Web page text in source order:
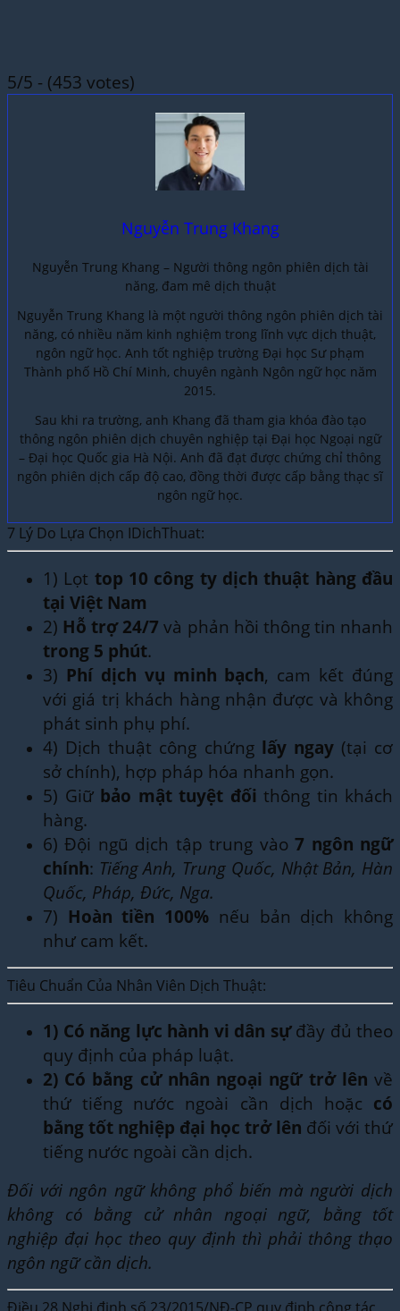
5/5 - (453 votes)
Nguyễn Trung Khang
Nguyễn Trung Khang – Người thông ngôn phiên dịch tài
năng, đam mê dịch thuật
Nguyễn Trung Khang là một người thông ngôn phiên dịch tài
năng, có nhiều năm kinh nghiệm trong lĩnh vực dịch thuật,
ngôn ngữ học. Anh tốt nghiệp trường Đại học Sư phạm
Thành phố Hồ Chí Minh, chuyên ngành Ngôn ngữ học năm
2015.
Sau khi ra trường, anh Khang đã tham gia khóa đào tạo
thông ngôn phiên dịch chuyên nghiệp tại Đại học Ngoại ngữ
– Đại học Quốc gia Hà Nội. Anh đã đạt được chứng chỉ thông
ngôn phiên dịch cấp độ cao, đồng thời được cấp bằng thạc sĩ
ngôn ngữ học.
7 Lý Do Lựa Chọn IDichThuat:
1) Lọt top 10 công ty dịch thuật hàng đầu
tại Việt Nam
2) Hỗ trợ 24/7 và phản hồi thông tin nhanh
trong 5 phút.
3) Phí dịch vụ minh bạch, cam kết đúng
với giá trị khách hàng nhận được và không
phát sinh phụ phí.
4) Dịch thuật công chứng lấy ngay(tại cơ
sở chính), hợp pháp hóa nhanh gọn.
5) Giữ bảo mật tuyệt đối thông tin khách
hàng.
6) Đội ngũ dịch tập trung vào7 ngôn ngữ
chính: Tiếng Anh, Trung Quốc, Nhật Bản, Hàn
Quốc, Pháp, Đức, Nga.
7) Hoàn tiền 100% nếu bản dịch không
như cam kết.
Tiêu Chuẩn Của Nhân Viên Dịch Thuật:
1) Có năng lực hành vi dân sựđầy đủ theo
quy định của pháp luật.
2) Có bằng cử nhân ngoại ngữ trở lên về
thứ tiếng nước ngoài cần dịch hoặc có
bằng tốt nghiệp đại học trở lên đối với thứ
tiếng nước ngoài cần dịch.
Đối với ngôn ngữ không phổ biến mà người dịch
không có bằng cử nhân ngoại ngữ, bằng tốt
nghiệp đại học theo quy định thì phải thông thạo
ngôn ngữ cần dịch.